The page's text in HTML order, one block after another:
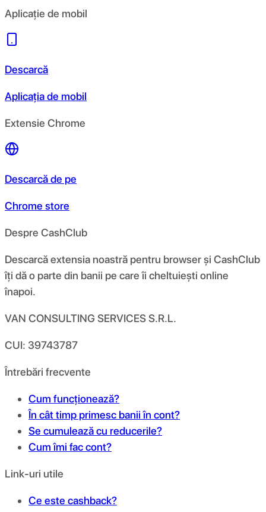
Aplicație de mobil
Descarcă
Aplicația de mobil
Extensie Chrome
Descarcă de pe
Chrome store
Despre CashClub
Descarcă extensia noastră pentru browser și CashClub
îți dă o parte din banii pe care îi cheltuiești online
înapoi.
VAN CONSULTING SERVICES S.R.L.
CUI: 39743787
Întrebări frecvente
Cum funcționează?
În cât timp primesc banii în cont?
Se cumulează cu reducerile?
Cum îmi fac cont?
Link-uri utile
Ce este cashback?